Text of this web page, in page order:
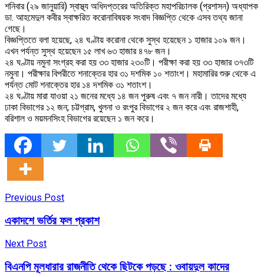
শনিবার (২৯ জানুয়ারি) স্বাস্থ্য অধিদপ্তরের অতিরিক্ত মহাপরিচালক (প্রশাসন) অধ্যাপক
ডা. আহমেদুল কবীর স্বাক্ষরিত করোনাবিষয়ক সংবাদ বিজ্ঞপ্তি থেকে এসব তথ্য জানা
গেছে।
বিজ্ঞপ্তিতে বলা হয়েছে, ২৪ ঘণ্টায় করোনা থেকে সুস্থ হয়েছেন ১ হাজার ১০৯ জন।
এখন পর্যন্ত সুস্থ হয়েছেন ১৫ লাখ ৬৩ হাজার ৪৭৮ জন।
২৪ ঘণ্টায় নমুনা সংগ্রহ করা হয় ৩৩ হাজার ২৩০টি। পরীক্ষা করা হয় ৩৩ হাজার ৩৭৩টি
নমুনা। পরীক্ষার বিপরীতে শনাক্তের হার ৩১ দশমিক ১০ শতাংশ। মহামারির শুরু থেকে এ
পর্যন্ত মোট শনাক্তের হার ১৪ দশমিক ৩১ শতাংশ।
২৪ ঘণ্টায় মারা যাওয়া ২১ জনের মধ্যে ১৪ জন পুরুষ এবং ৭ জন নারী। তাদের মধ্যে
ঢাকা বিভাগের ১২ জন; চট্টগ্রাম, খুলনা ও রংপুর বিভাগের ২ জন করে এবং রাজশাহী,
বরিশাল ও ময়মনসিংহ বিভাগের রয়েছেন ১ জন করে।
Previous Post
একাদশে ভর্তির ফল প্রকাশ
Next Post
বিএনপি মূলধারার রাজনীতি থেকে ছিটকে পড়ছে : ওবায়দুল কাদের